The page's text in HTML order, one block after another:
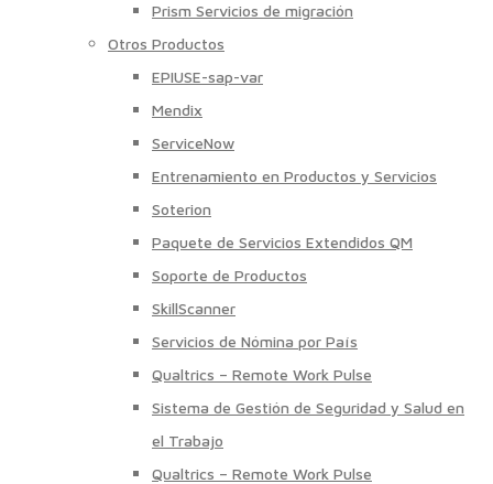
Prism Servicios de migración
Otros Productos
EPIUSE-sap-var
Mendix
ServiceNow
Entrenamiento en Productos y Servicios
Soterion
Paquete de Servicios Extendidos QM
Soporte de Productos
SkillScanner
Servicios de Nómina por País
Qualtrics – Remote Work Pulse
Sistema de Gestión de Seguridad y Salud en
el Trabajo
Qualtrics – Remote Work Pulse